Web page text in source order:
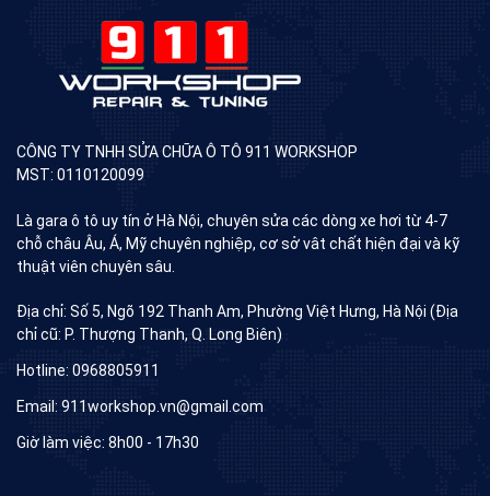
CÔNG TY TNHH SỬA CHỮA Ô TÔ 911 WORKSHOP
MST: 0110120099
Là gara ô tô uy tín ở Hà Nội, chuyên sửa các dòng xe hơi từ 4-7
chỗ châu Âu, Á, Mỹ chuyên nghiệp, cơ sở vât chất hiện đại và kỹ
thuật viên chuyên sâu.
Địa chỉ: Số 5, Ngõ 192 Thanh Am, Phường Việt Hưng, Hà Nội (Địa
chỉ cũ: P. Thượng Thanh, Q. Long Biên)
Hotline: 0968805911
Email: 911workshop.vn@gmail.com
Giờ làm việc: 8h00 - 17h30